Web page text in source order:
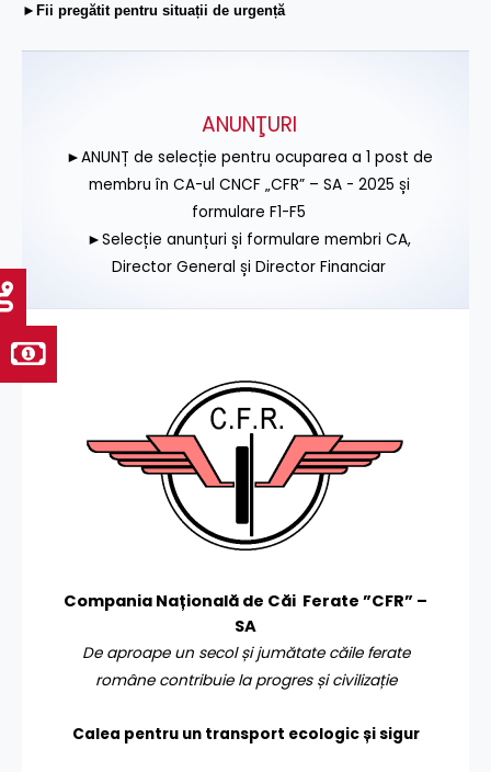
►Fii pregătit pentru situații de urgență
ANUNŢURI
►ANUNȚ de selecție pentru ocuparea a 1 post de
membru în CA-ul CNCF „CFR” – SA - 2025 și
formulare F1-F5
►Selecție anunțuri și formulare membri CA,
Director General și Director Financiar
Compania Națională de Căi Ferate ”CFR” –
SA
De aproape un secol și jumătate căile ferate
române contribuie la progres și civilizație
Calea pentru un transport ecologic și sigur